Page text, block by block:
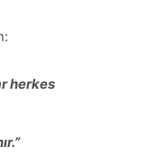
herkes